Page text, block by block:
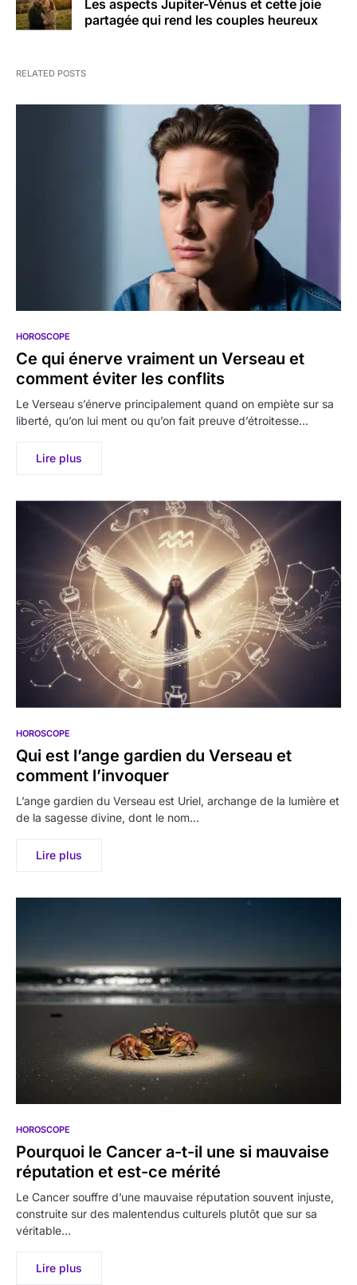
Les aspects Jupiter-Vénus et cette joie
partagée qui rend les couples heureux
RELATED POSTS
HOROSCOPE
Ce qui énerve vraiment un Verseau et
comment éviter les conflits
Le Verseau s’énerve principalement quand on empiète sur sa
liberté, qu’on lui ment ou qu’on fait preuve d’étroitesse…
Lire plus
HOROSCOPE
Qui est l’ange gardien du Verseau et
comment l’invoquer
L’ange gardien du Verseau est Uriel, archange de la lumière et
de la sagesse divine, dont le nom…
Lire plus
HOROSCOPE
Pourquoi le Cancer a-t-il une si mauvaise
réputation et est-ce mérité
Le Cancer souffre d’une mauvaise réputation souvent injuste,
construite sur des malentendus culturels plutôt que sur sa
véritable…
Lire plus